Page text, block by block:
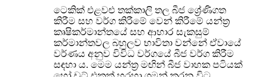
ටෙකික් එළවළු තක්කාලි තල බීජ ශ්‍රේණිගත
කිරීම සහ වර්ග කිරීමේ වෙන් කිරීමේ යන්ත්‍ර
කෘෂිකර්මාන්තයේ සහ ආහාර සැකසුම්
කර්මාන්තවල බහුලව භාවිතා වන්නේ ඒවායේ
වර්ණය අනුව විවිධ වර්ගයේ බීජ වර්ග කිරීම
සඳහා ය. මෙම යන්ත්‍ර මඟින් බීජ වාහක පටියක්